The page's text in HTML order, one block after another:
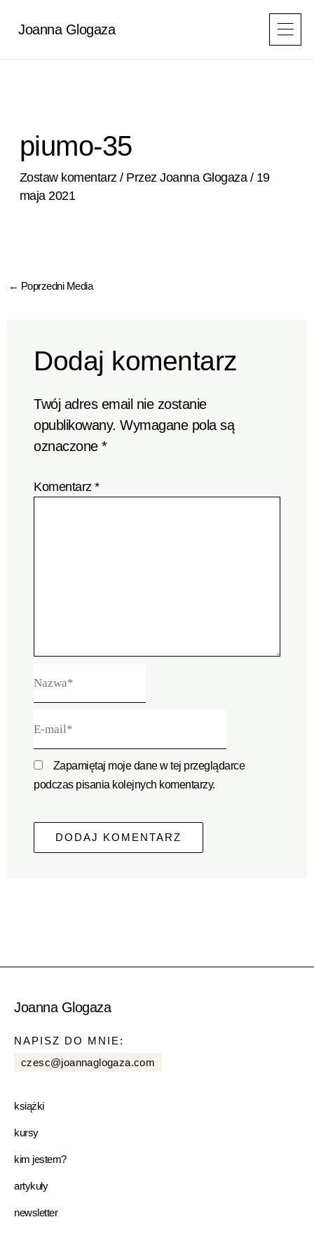
Joanna Glogaza
piumo-35
Zostaw komentarz / PrzezJoanna Glogaza / 19
maja 2021
← Poprzedni Media
Dodaj komentarz
Twój adres email nie zostanie
opublikowany. Wymagane pola są
oznaczone*
Komentarz*
mail*
Zapamiętaj moje dane w tej przeglądarce
podczas pisania kolejnych komentarzy.
Joanna Glogaza
NAPISZ DO MNIE:
czesc@joannaglogaza.com
książki
kursy
kim jestem?
artykuły
newsletter